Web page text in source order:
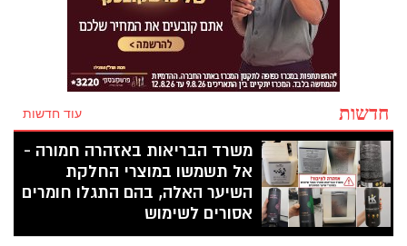
חדשות עוד חדשות
משרד הבריאות באזהרה חמורה -
אל תשמשו במוצרי החלקת
השיער האלה, בהם התגלו חומרים
אסורים לשימוש
לאחר בדיקות מעבדה שבוצעו למוצרים